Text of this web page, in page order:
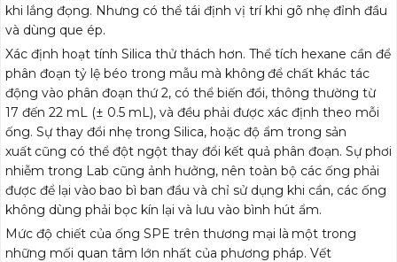
khi lắng đọng. Nhưng có thể tái định vị trí khi gõ nhẹ đỉnh đầu
và dùng que ép.
Xác định hoạt tính Silica thử thách hơn. Thể tích hexane cần để
phân đoạn tỷ lệ béo trong mẫu mà không để chất khác tác
động vào phân đoạn thứ 2, có thể biến đổi, thông thường từ
17 đến 22 mL (± 0.5 mL), và đều phải được xác định theo mỗi
ống. Sự thay đổi nhẹ trong Silica, hoặc độ ẩm trong sản
xuất cũng có thể đột ngột thay đổi kết quả phân đoạn. Sự phơi
nhiễm trong Lab cũng ảnh hưởng, nên toàn bộ các ống phải
được để lại vào bao bì ban đầu và chỉ sử dụng khi cần, các ống
không dùng phải bọc kín lại và lưu vào bình hút ẩm.
Mức độ chiết của ống SPE trên thương mại là một trong
những mối quan tâm lớn nhất của phương pháp. Vết